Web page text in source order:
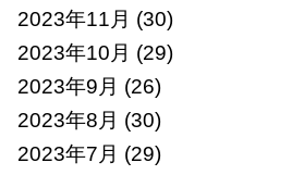
2023年11月 (30)
2023年10月 (29)
2023年9月 (26)
2023年8月 (30)
2023年7月 (29)